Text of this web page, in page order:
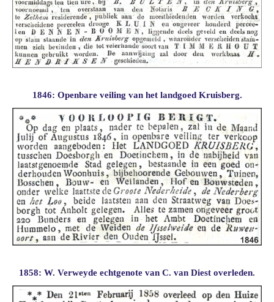
1846: Openbare veiling van het landgoed Kruisberg.
1858: W. Verweyde echtgenote van C. van Diest overleden.